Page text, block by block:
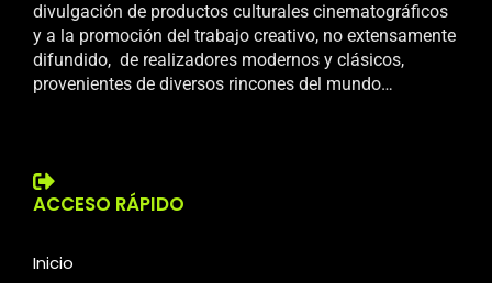
divulgación de productos culturales cinematográficos
y a la promoción del trabajo creativo, no extensamente
difundido, de realizadores modernos y clásicos,
provenientes de diversos rincones del mundo…
ACCESO RÁPIDO
Inicio